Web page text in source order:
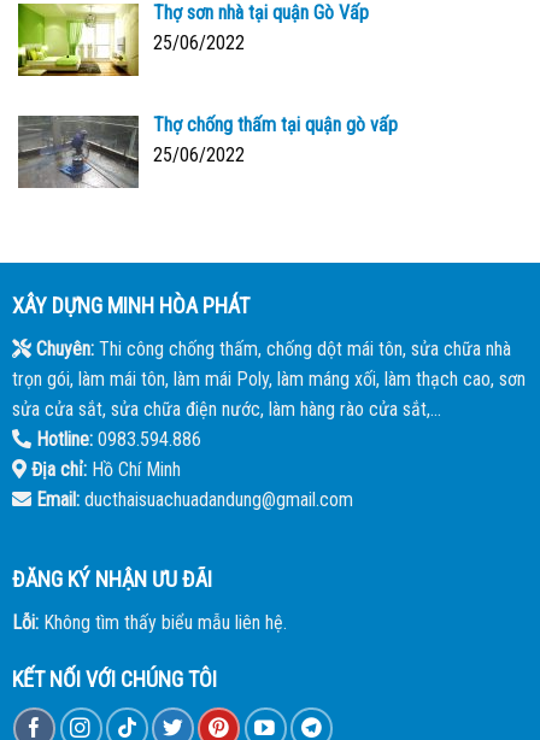
Thợ sơn nhà tại quận Gò Vấp
25/06/2022
Thợ chống thấm tại quận gò vấp
25/06/2022
XÂY DỰNG MINH HÒA PHÁT
Chuyên:Thi công chống thấm, chống dột mái tôn, sửa chữa nhà
trọn gói, làm mái tôn, làm mái Poly, làm máng xối, làm thạch cao, sơn
sửa cửa sắt, sửa chữa điện nước, làm hàng rào cửa sắt,...
Hotline:0983.594.886
Địa chỉ:Hồ Chí Minh
Email:ducthaisuachuadandung@gmail.com
ĐĂNG KÝ NHẬN ƯU ĐÃI
Lỗi:Không tìm thấy biểu mẫu liên hệ.
KẾT NỐI VỚI CHÚNG TÔI